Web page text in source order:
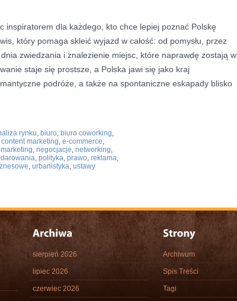
inspiratorem dla każdego, kto chce lepiej poznać Polskę
który pomaga skleić wyjazd w całość: od pomysłu, przez
zwiedzania i znalezienie miejsc, które naprawdę zostają w
staje się prostsze, a Polska jawi się jako kraj
podróże, a także na spontaniczne eskapady blisko
rynku, biuro, biuro coworking,
content marketing, e-commerce,
marketing, negocjacje, networking,
, polityka, prawo, reklama,
, urbanistyka, ustawy
sierpień 2026
lipiec 2026
czerwiec 2026
Archiwum
Spis Treści
Tagi